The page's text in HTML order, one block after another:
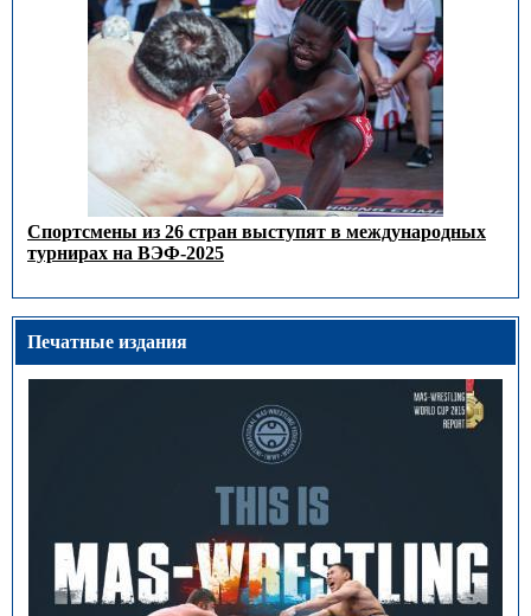
Спортсмены из 26 стран выступят в международных
турнирах на ВЭФ-2025
Печатные издания